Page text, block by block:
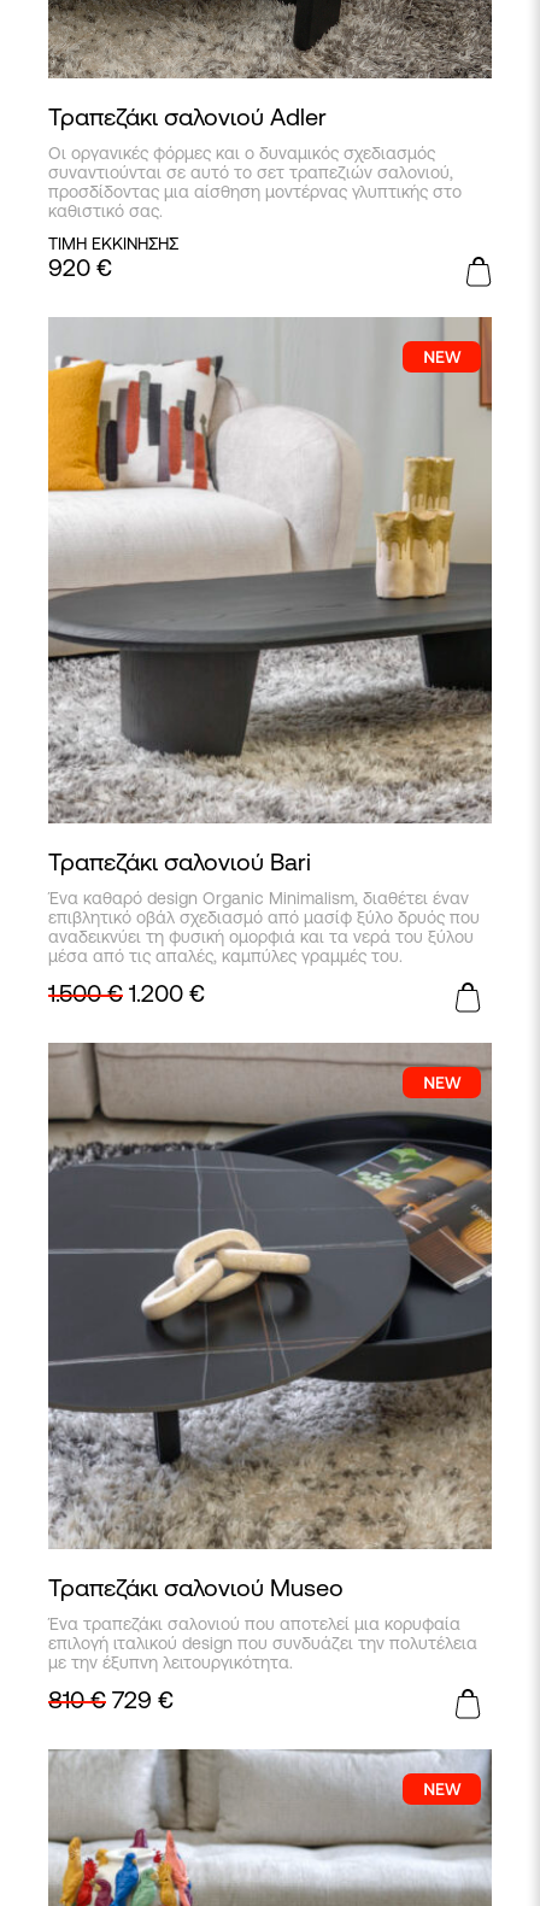
Τραπεζάκι σαλονιού Adler
Οι οργανικές φόρμες και ο δυναμικός σχεδιασμός
συναντιούνται σε αυτό το σετ τραπεζιών σαλονιού,
προσδίδοντας μια αίσθηση μοντέρνας γλυπτικής στο
καθιστικό σας.
ΤΙΜΗ ΕΚΚΙΝΗΣΗΣ
920 €
Τραπεζάκι σαλονιού Bari
Ένα καθαρό design Organic Minimalism, διαθέτει έναν
επιβλητικό οβάλ σχεδιασμό από μασίφ ξύλο δρυός που
αναδεικνύει τη φυσική ομορφιά και τα νερά του ξύλου
μέσα από τις απαλές, καμπύλες γραμμές του.
1.500€ 1.200 €
Τραπεζάκι σαλονιού Museo
Ένα τραπεζάκι σαλονιού που αποτελεί μια κορυφαία
επιλογή ιταλικού design που συνδυάζει την πολυτέλεια
με την έξυπνη λειτουργικότητα.
810€ 729 €